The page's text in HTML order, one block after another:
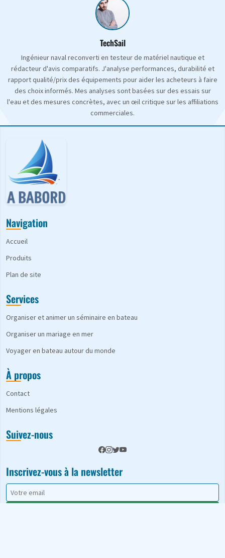
TechSail
Ingénieur naval reconverti en testeur de matériel nautique et
rédacteur d'avis comparatifs. J'analyse performances, durabilité et
rapport qualité/prix des équipements pour aider les acheteurs à faire
des choix informés. Mes analyses sont basées sur des essais sur
l'eau et des mesures concrètes, avec un œil critique sur les affiliations
commerciales.
Navigation
Accueil
Produits
Plan de site
Services
Organiser et animer un séminaire en bateau
Organiser un mariage en mer
Voyager en bateau autour du monde
À propos
Contact
Mentions légales
Suivez-nous
Inscrivez-vous à la newsletter